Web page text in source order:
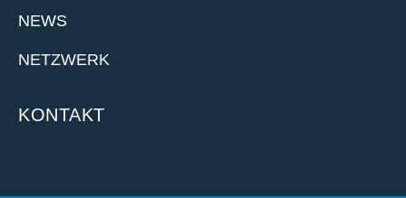
NEWS
NETZWERK
KONTAKT